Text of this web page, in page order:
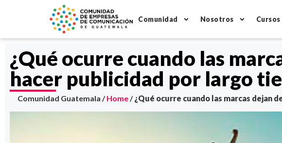
Comunidad Nosotros
¿Qué ocurre cuando las
hacer publicidad por largo
Comunidad Guatemala /Home/¿Qué ocurre cuando las marcas dejan